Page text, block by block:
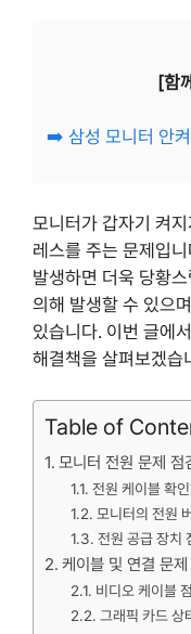
[함
➡️ 삼성 모니터 안
모니터가 갑자기 켜
레스를 주는 문제입
발생하면 더욱 당황
의해 발생할 수 있으
있습니다. 이번 글에
해결책을 살펴보겠습
Table of
모니터 전원 문제 점
전원 케이블 확인
모니터의 전원
전원 공급 장치
케이블 및 연결 문제
비디오 케이블
그래픽 카드 상